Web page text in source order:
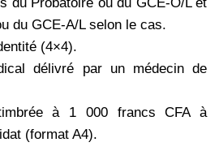
du GCE-A/L selon le cas.
(4×4).
délivré par un médecin de
à 1 000 francs CFA à
(format A4).